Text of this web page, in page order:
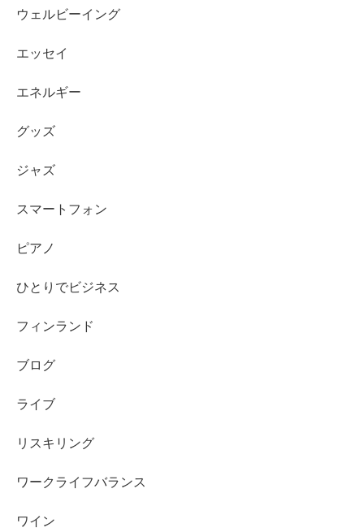
ウェルビーイング
エッセイ
エネルギー
グッズ
ジャズ
スマートフォン
ピアノ
ひとりでビジネス
フィンランド
ブログ
ライブ
リスキリング
ワークライフバランス
ワイン